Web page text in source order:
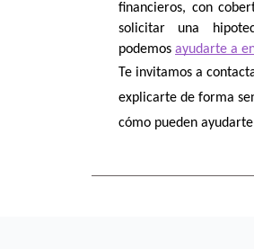
financieros, con
solicitar una
podemos ayudarte a
Te invitamos a
explicarte de forma
cómo pueden